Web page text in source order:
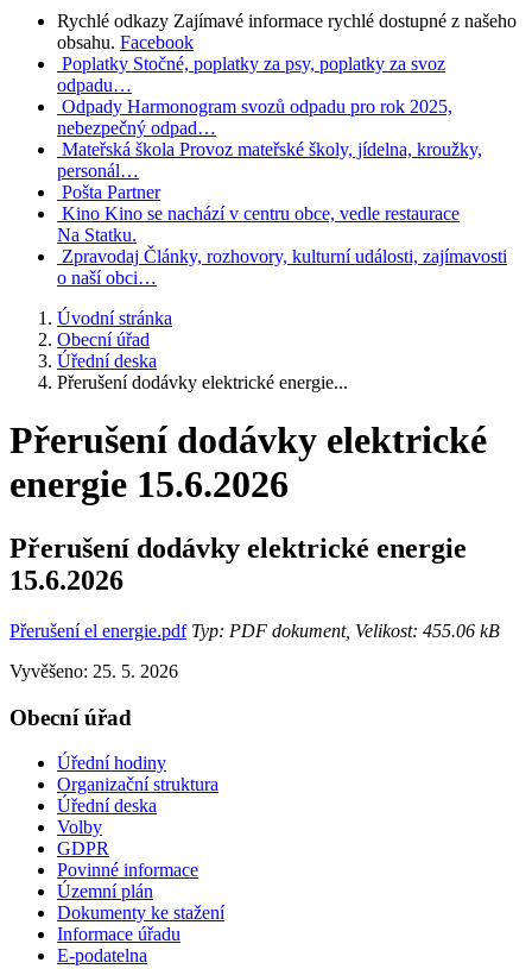
Rychlé odkazy Zajímavé informace rychlé dostupné z našeho
obsahu. Facebook
Poplatky Stočné, poplatky za psy, poplatky za svoz
odpadu…
Odpady Harmonogram svozů odpadu pro rok 2025,
nebezpečný odpad…
Mateřská škola Provoz mateřské školy, jídelna, kroužky,
personál…
Pošta Partner
Kino Kino se nachází v centru obce, vedle restaurace
Na Statku.
Zpravodaj Články, rozhovory, kulturní události, zajímavosti
o naší obci…
Úvodní stránka
Obecní úřad
Úřední deska
Přerušení dodávky elektrické energie...
Přerušení dodávky elektrické
energie 15.6.2026
Přerušení dodávky elektrické energie
15.6.2026
Přerušení el energie.pdfTyp: PDF dokument, Velikost: 455.06 kB
Vyvěšeno: 25. 5. 2026
Obecní úřad
Úřední hodiny
Organizační struktura
Úřední deska
Volby
GDPR
Povinné informace
Územní plán
Dokumenty ke stažení
Informace úřadu
E-podatelna